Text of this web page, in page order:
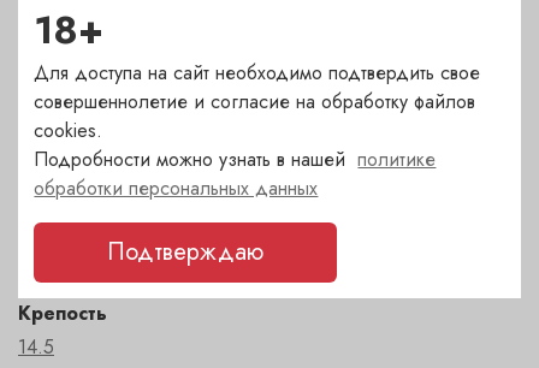
НЕРЕЛЛО МАСКАЛЕЗЕ
Регион
Sicilia
Автор
Tenuta delle Terre Nere
Крепость
14.5
18+
Для доступа на сайт необходимо подтвердить свое
совершеннолетие и согласие на обработку файлов
cookies.
Подробности можно узнать в нашейполитике
обработки персональных данных
Подтверждаю